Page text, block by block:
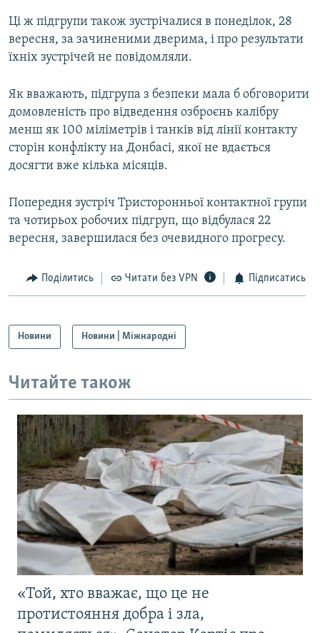
УКР
КТАТ
ДОЛУЧАЙСЯ!
Усі сайти RFE/RL
Ці ж підгрупи також зустрічалися в понеділок, 28
вересня, за зачиненими дверима, і про результати
їхніх зустрічей не повідомляли.
Як вважають, підгрупа з безпеки мала б обговорити
домовленість про відведення озброєнь калібру
менш як 100 міліметрів і танків від лінії контакту
сторін конфлікту на Донбасі, якої не вдається
досягти вже кілька місяців.
Попередня зустріч Тристоронньої контактної групи
та чотирьох робочих підгруп, що відбулася 22
вересня, завершилася без очевидного прогресу.
Поділитись Читати без VPN Підписатись
Новини Новини | Міжнародні
Читайте також
«Той, хто вважає, що це не
протистояння добра і зла,